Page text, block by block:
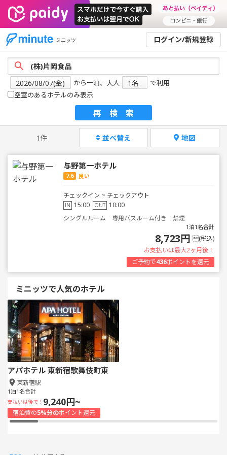
ミニッツ ログイン/新規登録
から一泊、大人
で利用
空室のあるホテルのみ表示
再検索
1件 並べ替え 地図
与野第一ホテル
7.6 良い
チェックイン ~ チェックアウト
IN 15:00 OUT 10:00
シングルルーム 専用バスルーム付き 禁煙
1泊1名合計
8,723円 (税込)
お支払いは最大2ヶ月後！
ご予約で436ポイントを還元
ミニッツで人気のホテル
アパホテル 東新宿歌舞伎町東
東新宿駅
1泊1名合計
支払いは後で！ 9,240円~
宿泊費の5%分のポイント還元